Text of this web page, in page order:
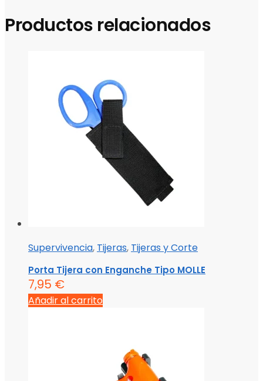
Productos relacionados
Supervivencia, Tijeras, Tijeras y Corte
Porta Tijera con Enganche Tipo MOLLE
7,95 €
Añadir al carrito